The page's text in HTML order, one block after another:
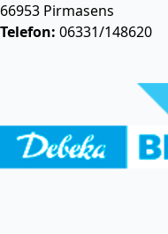
66953 Pirmasens
Telefon: 06331/148620